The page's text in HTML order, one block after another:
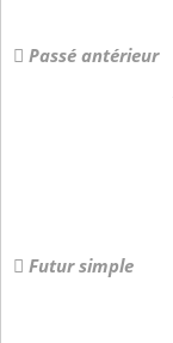
Passé antérieur
Futur simple